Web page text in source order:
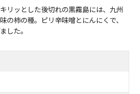
リッとした後切れの黒霧島には、九州
の柿の種。ピリ辛味噌とにんにくで、
した。